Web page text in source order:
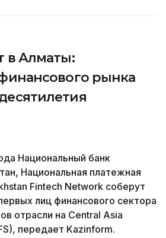
в Алматы:
рынка
Национальный банк
Национальная платежная
Fintech Network соберут
лиц финансового сектора
отрасли на Central Asia
передает Kazinform.